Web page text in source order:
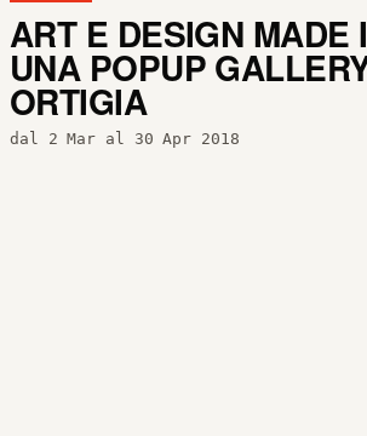
ART E DESIGN MADE
UNA POPUP
ORTIGIA
dal 2 Mar al 30 Apr 2018